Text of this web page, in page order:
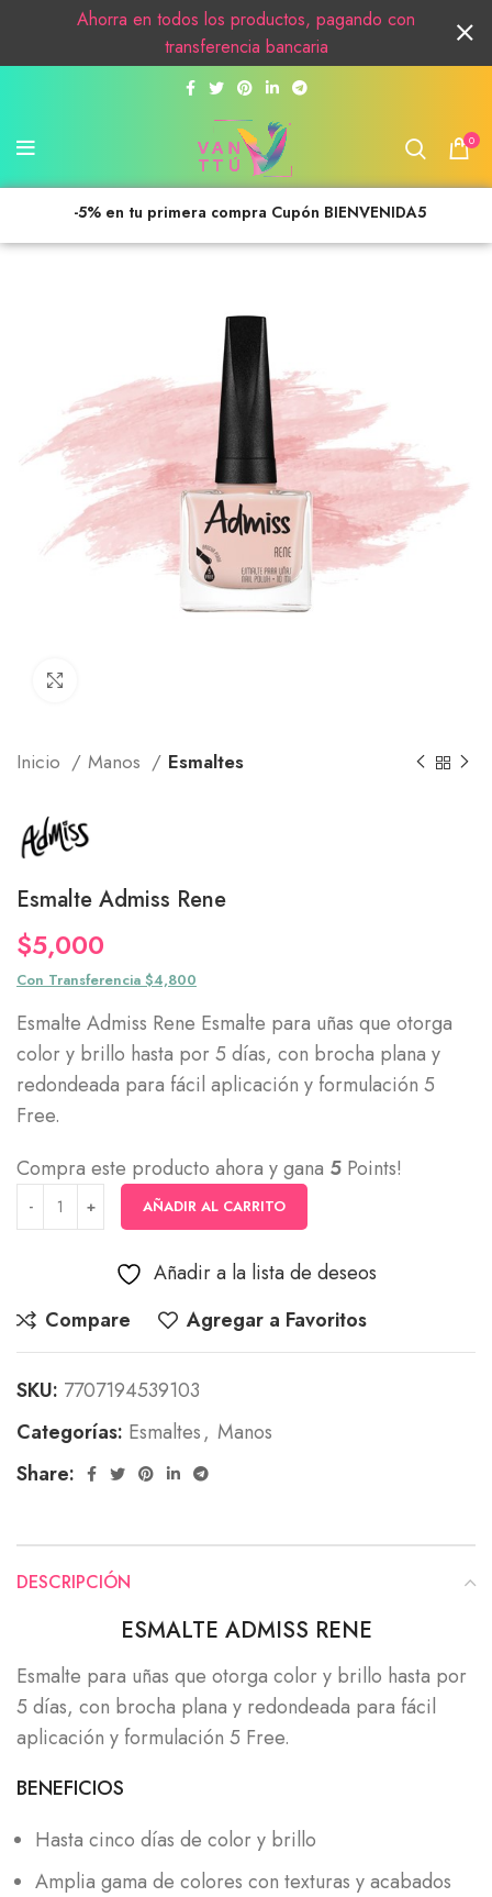
0
-5% en tu primera compra Cupón BIENVENIDA5
Inicio Manos Esmaltes
Esmalte Admiss Rene
$5,000
Con Transferencia $4,800
Esmalte Admiss Rene Esmalte para uñas que otorga
color y brillo hasta por 5 días, con brocha plana y
redondeada para fácil aplicación y formulación 5
Free.
Compra este producto ahora y gana 5 Points!
AÑADIR AL CARRITO
Añadir a la lista de deseos
Compare
Agregar a Favoritos
SKU: 7707194539103
Categorías: Esmaltes, Manos
Share:
DESCRIPCIÓN
ESMALTE ADMISS RENE
Esmalte para uñas que otorga color y brillo hasta por
5 días, con brocha plana y redondeada para fácil
aplicación y formulación 5 Free.
BENEFICIOS
Hasta cinco días de color y brillo
Amplia gama de colores con texturas y acabados
Ahorra en todos los productos, pagando con
transferencia bancaria